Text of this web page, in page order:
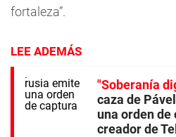
fortaleza”.
LEE ADEMÁS
"Soberanía
caza de
una orden de
creador de